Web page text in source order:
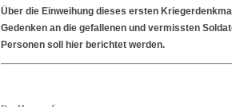
Über die Einweihung dieses ersten
Gedenken an die gefallenen und vermissten
Personen soll hier berichtet werden.